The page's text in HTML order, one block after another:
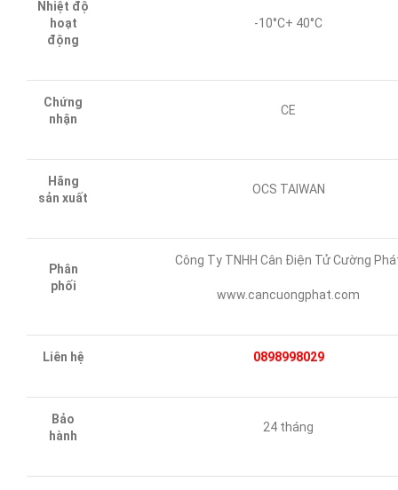
Nhiệt độ
hoạt
động
-10°C+ 40°C
Chứng
nhận
CE
Hãng
sản xuất
OCS TAIWAN
Phân
phối
Công Ty TNHH Cân Điện Tử Cường
www.cancuongphat.com
Liên hệ 0898998029
Bảo
hành
24 tháng